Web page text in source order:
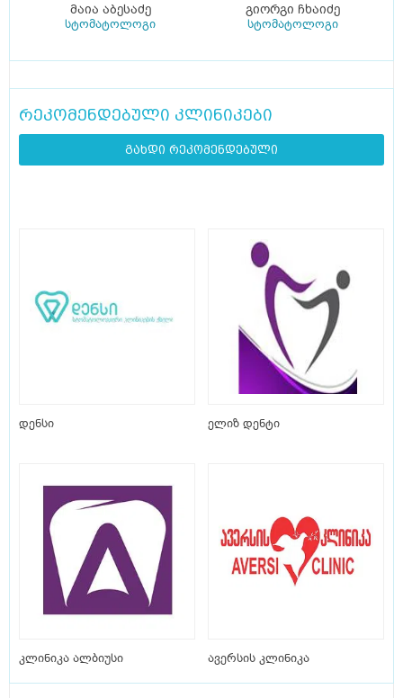
მაია აბესაძე
სტომატოლოგი
გიორგი ჩხაიძე
სტომატოლოგი
რეკომენდებული კლინიკები
გახდი რეკომენდებული
დენსი ელიზ დენტი
კლინიკა ალბიუსი ავერსის კლინიკა